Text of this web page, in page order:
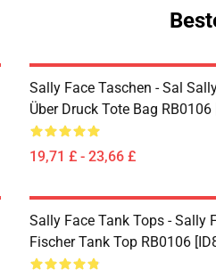
Sally Face Taschen - Sal
Über Druck Tote Bag RB0106
19,71 £ - 23,66 £
Sally Face Tank Tops - Sally
Fischer Tank Top RB0106